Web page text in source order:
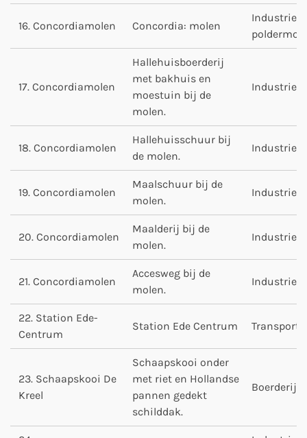
16. Concordiamolen Concordia: molen
Industrie-
17. Concordiamolen
Hallehuisboerderij
met bakhuis en
moestuin bij de
molen.
Industrie
18. Concordiamolen
Hallehuisschuur bij
de molen.
Industrie
19. Concordiamolen
Maalschuur bij de
molen.
Industrie
20. Concordiamolen
Maalderij bij de
molen.
Industrie
21. Concordiamolen
Accesweg bij de
molen.
Industrie
22. Station Ede-
Centrum
Station Ede Centrum Transport
23. Schaapskooi De
Kreel
Schaapskooi onder
met riet en Hollandse
pannen gedekt
schilddak.
Boerderij